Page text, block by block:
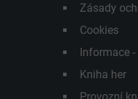
Zásady
Cookies
Informace -
Kniha her
Provozní